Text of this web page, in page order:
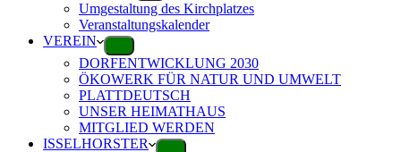
Umgestaltung des Kirchplatzes
Veranstaltungskalender
VEREIN
DORFENTWICKLUNG 2030
ÖKOWERK FÜR NATUR UND UMWELT
PLATTDEUTSCH
UNSER HEIMATHAUS
MITGLIED WERDEN
ISSELHORSTER